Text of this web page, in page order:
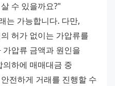
수 있을까요?"
는 가능합니다. 다만,
허가 없이는 가압류를
압류 금액과 원인을
하에 매매대금 중
전하게 거래를 진행할 수